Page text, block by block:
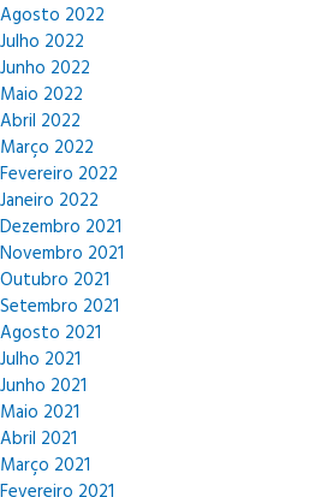
Agosto 2022
Julho 2022
Junho 2022
Maio 2022
Abril 2022
Março 2022
Fevereiro 2022
Janeiro 2022
Dezembro 2021
Novembro 2021
Outubro 2021
Setembro 2021
Agosto 2021
Julho 2021
Junho 2021
Maio 2021
Abril 2021
Março 2021